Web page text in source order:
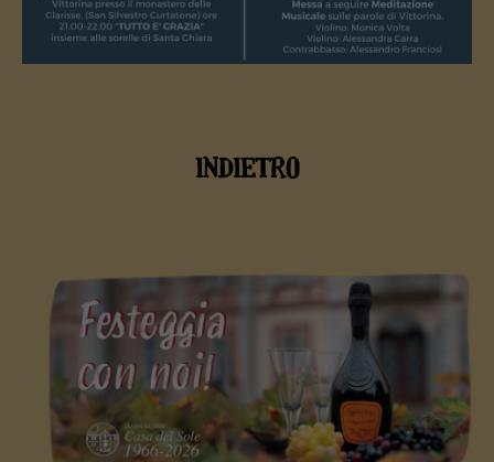
INDIETRO